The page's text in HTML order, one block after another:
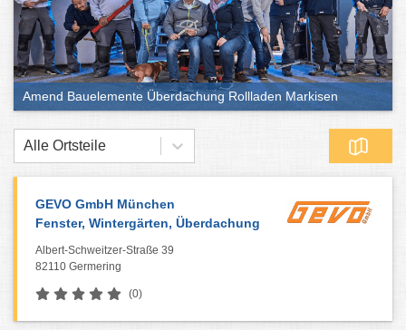
Amend Bauelemente Überdachung Rollladen Markisen
Alle Ortsteile
GEVO GmbH München
Fenster, Wintergärten, Überdachung
Albert-Schweitzer-Straße 39
82110 Germering
(0)